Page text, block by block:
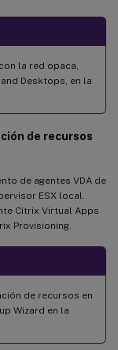
la red opaca,
Desktops, en la
de recursos
de agentes VDA de
ESX local.
Citrix Virtual Apps
Provisioning.
de recursos en
Wizard en la